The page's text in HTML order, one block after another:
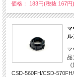
価格： 183円(税抜 167円)
マ
ル
マ
品
CSD-560FH/CSD-